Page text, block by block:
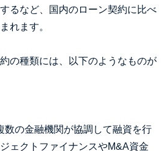
るなど、国内のローン契約に比べ
れます。
の種類には、以下のようなものが
数の金融機関が協調して融資を行
ェクトファイナンスやM&A資金